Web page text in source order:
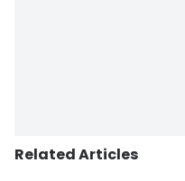
Related Articles